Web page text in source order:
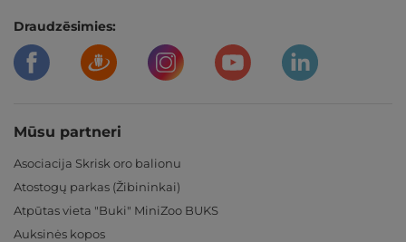
Draudzēsimies:
Mūsu partneri
Asociacija Skrisk oro balionu
Atostogų parkas (Žibininkai)
Atpūtas vieta "Buki" MiniZoo BUKS
Auksinės kopos